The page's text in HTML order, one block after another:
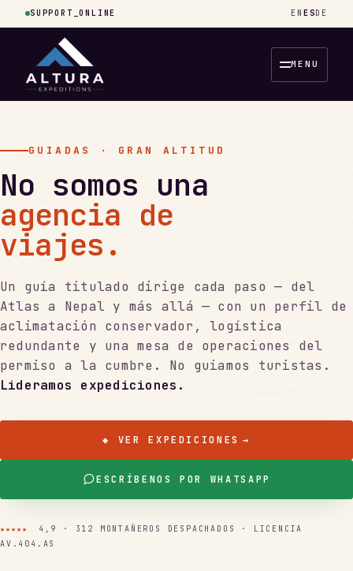
SUPPORT_ONLINE EN ESDE
MENU
GUIADAS · GRAN ALTITUD
No somos una
agencia de
viajes.
Un guía titulado dirige cada paso — del
Atlas a Nepal y más allá — con un perfil de
aclimatación conservador, logística
redundante y una mesa de operaciones del
permiso a la cumbre. No guiamos turistas.
Lideramos expediciones.
◆ VER EXPEDICIONES →
ESCRÍBENOS POR WHATSAPP
★★★★★
4,9 · 312 MONTAÑEROS DESPACHADOS · LICENCIA
AV.404.AS